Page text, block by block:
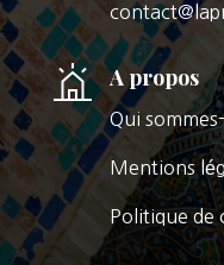
A propos
Qui
Mentions
Politique de